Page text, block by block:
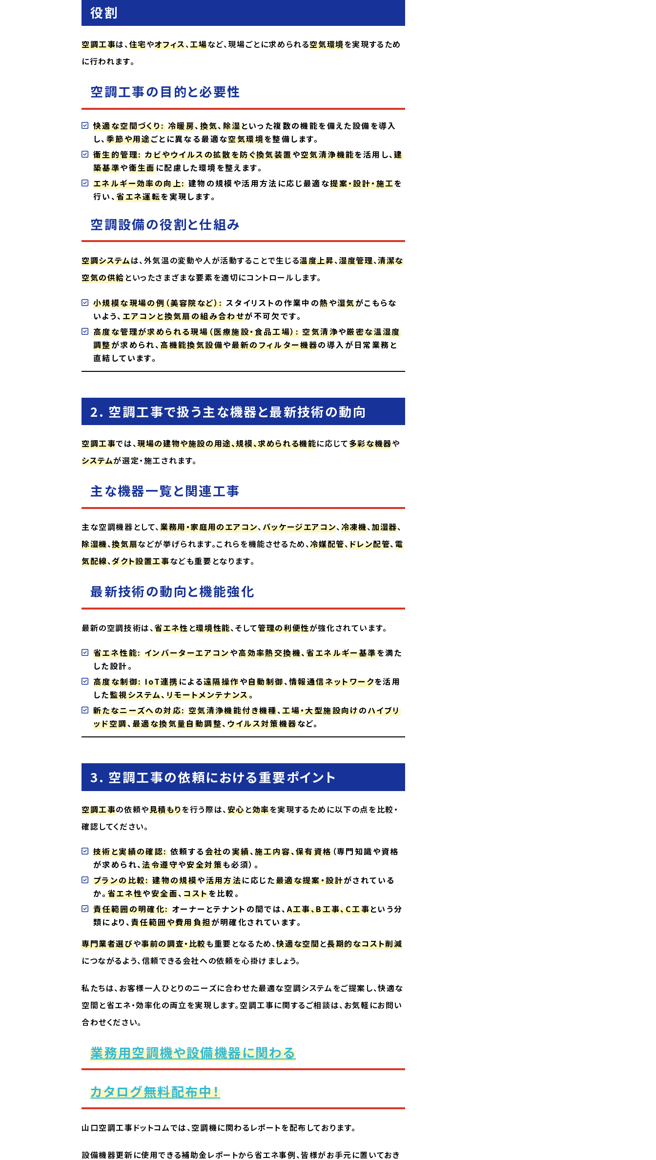
役割
空調工事は、住宅やオフィス、工場など、現場ごとに求められる空気環境を実現するため
に行われます。
空調工事の目的と必要性
快適な空間づくり: 冷暖房、 換気、 除湿といった複数の機能を備えた設備を導入
し、 季節や用途ごとに異なる最適な空気環境を整備します。
衛生的管理: カビやウイルスの拡散を防ぐ換気装置や空気清浄機能を活用し、建
築基準や衛生面に配慮した環境を整えます。
エネルギー効率の向上: 建物の規模や活用方法に応じ最適な提案・設計・施工を
行い、省エネ運転を実現します。
空調設備の役割と仕組み
空調システムは、外気温の変動や人が活動することで生じる温度上昇、湿度管理、清潔な
空気の供給といったさまざまな要素を適切にコントロールします。
小規模な現場の例（美容院など）: スタイリストの作業中の熱や湿気がこもらな
いよう、 エアコンと換気扇の組み合わせが不可欠です。
高度な管理が求められる現場（医療施設・食品工場）: 空気清浄や厳密な温湿度
調整が求められ、高機能換気設備や最新のフィルター機器の導入が日常業務と
直結しています。
2. 空調工事で扱う主な機器と最新技術の動向
空調工事では、現場の建物や施設の用途、規模、求められる機能に応じて多彩な機器や
システムが選定・施工されます。
主な機器一覧と関連工事
主な空調機器として、業務用・家庭用のエアコン、パッケージエアコン、冷凍機、加湿器、
除湿機、換気扇などが挙げられます。これらを機能させるため、冷媒配管、ドレン配管、電
気配線、ダクト設置工事なども重要となります。
最新技術の動向と機能強化
最新の空調技術は、省エネ性と環境性能、そして管理の利便性が強化されています。
省エネ性能: インバーターエアコンや高効率熱交換機、省エネルギー基準を満た
した設計。
高度な制御: IoT連携による遠隔操作や自動制御、情報通信ネットワークを活用
した監視システム、 リモートメンテナンス。
新たなニーズへの対応: 空気清浄機能付き機種、工場・大型施設向けのハイブリ
ッド空調、最適な換気量自動調整、ウイルス対策機器など。
3. 空調工事の依頼における重要ポイント
空調工事の依頼や見積もりを行う際は、 安心と効率を実現するために以下の点を比較・
確認してください。
技術と実績の確認:依頼する会社の実績、施工内容、保有資格（専門知識や資格
が求められ、法令遵守や安全対策も必須）。
プランの比較: 建物の規模や活用方法に応じた最適な提案・設計がされている
か。 省エネ性や安全面、コストを比較。
責任範囲の明確化:オーナーとテナントの間では、A工事、B工事、C工事という分
類により、責任範囲や費用負担が明確化されています。
専門業者選びや事前の調査・比較も重要となるため、快適な空間と長期的なコスト削減
につながるよう、信頼できる会社への依頼を心掛けましょう。
私たちは、お客様一人ひとりのニーズに合わせた最適な空調システムをご提案し、快適な
空間と省エネ・効率化の両立を実現します。空調工事に関するご相談は、お気軽にお問い
合わせください。
業務用空調機や設備機器に関わる
カタログ無料配布中！
山口空調工事ドットコムでは、空調機に関わるレポートを配布しております。
設備機器更新に使用できる補助金レポートから省エネ事例、皆様がお手元に置いておき